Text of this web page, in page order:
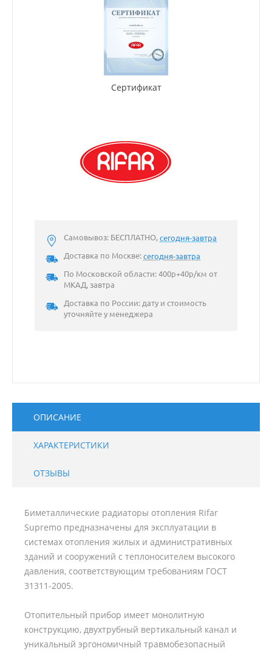
Сертификат
Самовывоз: БЕСПЛАТНО,сегодня-завтра
Доставка по Москве:сегодня-завтра
По Московской области: 400р+40р/км от
МКАД, завтра
Доставка по России: дату и стоимость
уточняйте у менеджера
ОПИСАНИЕ
ХАРАКТЕРИСТИКИ
ОТЗЫВЫ
Биметаллические радиаторы отопления Rifar
Supremo предназначены для эксплуатации в
системах отопления жилых и административных
зданий и сооружений с теплоносителем высокого
давления, соответствующим требованиям ГОСТ
31311-2005.
Отопительный прибор имеет монолитную
конструкцию, двухтрубный вертикальный канал и
уникальный эргономичный травмобезопасный